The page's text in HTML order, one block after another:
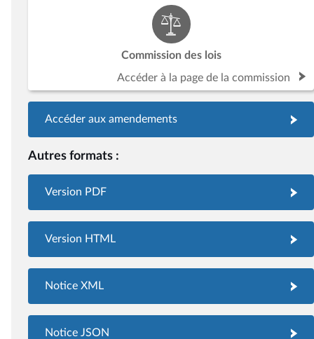
Commission des lois
Accéder à la page de la commission
Accéder aux amendements
Autres formats :
Version PDF
Version HTML
Notice XML
Notice JSON